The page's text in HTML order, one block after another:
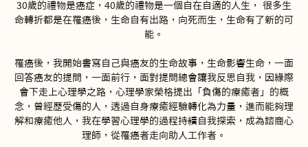
30歲的禮物是癌症，40歲的禮物是一個自在自適的人生， 很多生
命轉折都是在罹癌後，生命自有出路，向死而生，生命有了新的可
能。
罹癌後，我開始書寫自己與癌友的生命故事，生命影響生命，一面
回答癌友的提問，一面前行，面對提問總會讓我反思自我，因緣際
會下走上心理學之路，心理學家榮格提出「負傷的療癒者」的概
念，曾經歷受傷的人，透過自身療癒經驗轉化為力量，進而能夠理
解和療癒他人，我在學習心理學的過程持續自我探索，成為諮商心
理師，從罹癌者走向助人工作者。